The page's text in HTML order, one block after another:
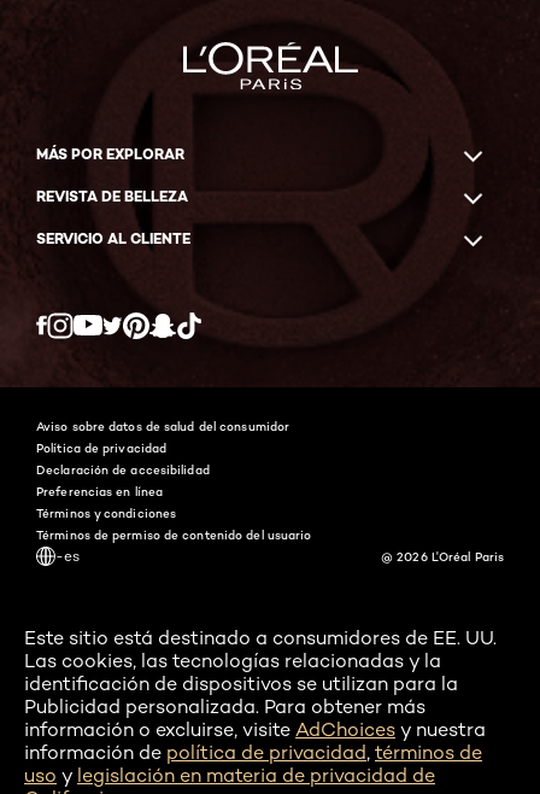
MÁS POR EXPLORAR
REVISTA DE BELLEZA
SERVICIO AL CLIENTE
Twitter
-es
Aviso sobre datos de salud del consumidor
Política de privacidad
Declaración de accesibilidad
Preferencias en línea
Términos y condiciones
Términos de permiso de contenido del usuario
@ 2026 L'Oréal Paris
Este sitio está destinado a consumidores de EE. UU.
Las cookies, las tecnologías relacionadas y la
identificación de dispositivos se utilizan para la
Publicidad personalizada. Para obtener más
información o excluirse, visite AdChoices y nuestra
información de política de privacidad, términos de
uso y legislación en materia de privacidad de